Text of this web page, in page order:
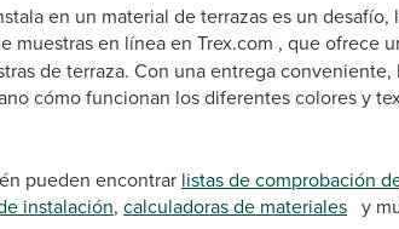
en un material de terrazas es un desafío,
muestras en línea en Trex.com , que ofrece
de terraza. Con una entrega conveniente,
cómo funcionan los diferentes colores y
pueden encontrar listas de comprobación
instalación, calculadoras de materiales y